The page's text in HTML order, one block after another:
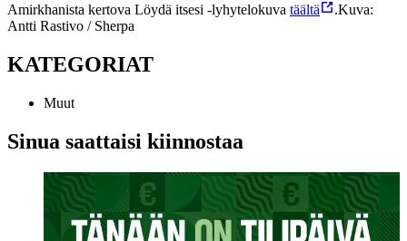
Amirkhanista kertova Löydä itsesi -lyhytelokuva täältä .Kuva:
Antti Rastivo / Sherpa
KATEGORIAT
Muut
Sinua saattaisi kiinnostaa